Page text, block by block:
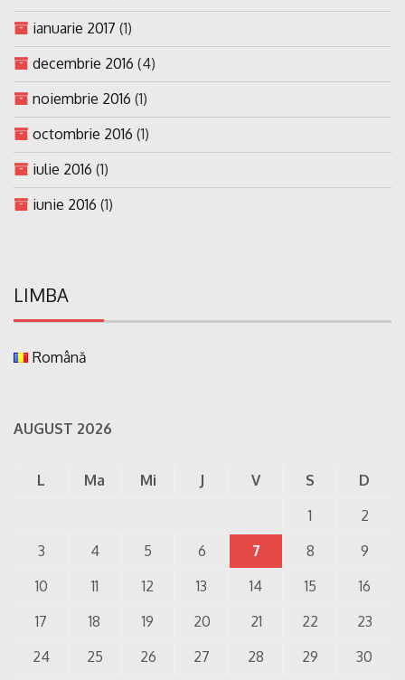
ianuarie 2017 (1)
decembrie 2016 (4)
noiembrie 2016 (1)
octombrie 2016 (1)
iulie 2016 (1)
iunie 2016 (1)
LIMBA
Română
AUGUST 2026
L Ma Mi J V S
D
1
2
3
4 5 6 7 8
9
10
11 12 13 14 15
16
17
18 19 20 21 22
23
24
25 26 27 28 29 30